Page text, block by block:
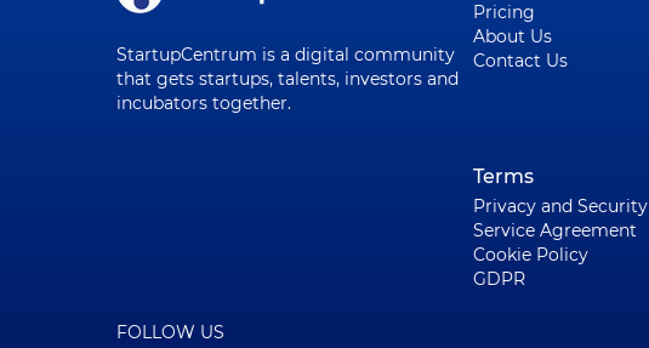
StartupCentrum is a digital community
that gets startups, talents, investors and
incubators together.
Pricing
About Us
Contact Us
Terms
Privacy and Security
Service Agreement
Cookie Policy
GDPR
FOLLOW US